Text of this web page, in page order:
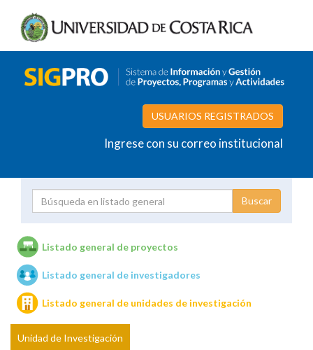
USUARIOS REGISTRADOS
Ingrese con su correo institucional
Unidades de investigación
Listado general de proyectos
Listado general de investigadores
Listado general de unidades de investigación
Unidad de Investigación